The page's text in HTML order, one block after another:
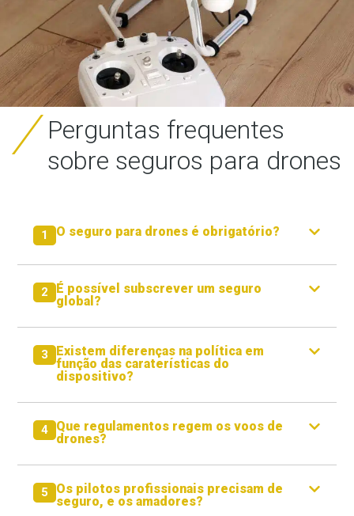
Perguntas frequentes
sobre seguros para drones
1 O seguro para drones é obrigatório?
2
É possível subscrever um seguro
global?
3
Existem diferenças na política em
função das caraterísticas do
dispositivo?
4
Que regulamentos regem os voos de
drones?
5
Os pilotos profissionais precisam de
seguro, e os amadores?